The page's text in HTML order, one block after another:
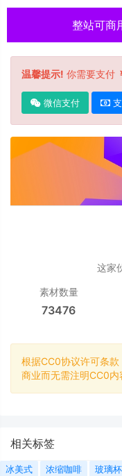
整站可商
温馨提示! 你需要支付
微信支付
这家
素材数量
73476
根据CC0协议许可条
商业而无需注明CC0内
相关标签
冰美式 浓缩咖啡 玻璃杯